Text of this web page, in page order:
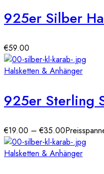
€59.00
Halsketten & Anhänger
€19.00 –€35.00
Halsketten & Anhänger